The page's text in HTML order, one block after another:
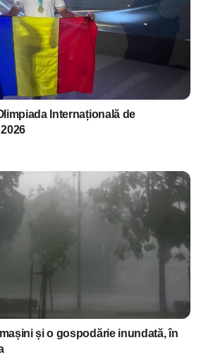
Internațională de
și o gospodărie inundată, în